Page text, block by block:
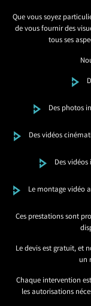
Que vous soyez
de vous fournir des
tous ses
Des photos
Des vidéos
Des
Le montage vidéo
Ces prestations sont
Le devis est gratuit, et
un
Chaque intervention
les autorisations